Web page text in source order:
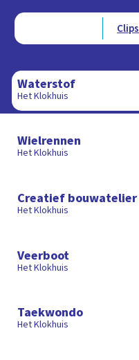
Type videos
Clips
Waterstof
Het Klokhuis
Wielrennen
Het Klokhuis
14:57
Creatief bouwatelier
Het Klokhuis
Veerboot
Het Klokhuis
Taekwondo
Het Klokhuis